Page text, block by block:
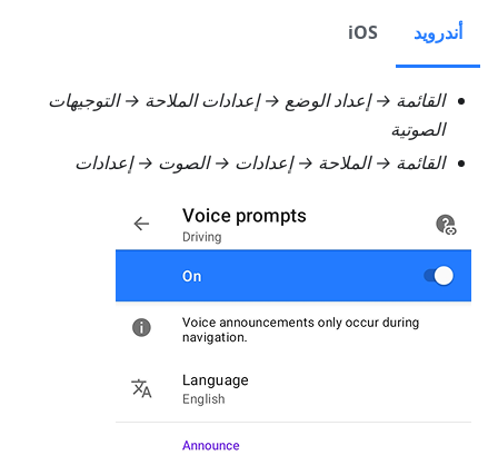
أندرويد iOS
القائمة → إعداد الوضع → إعدادات الملاحة → التوجيهات
الصوتية
القائمة → الملاحة → إعدادات → الصوت → إعدادات